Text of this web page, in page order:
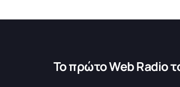
Το πρώτο Web Radio